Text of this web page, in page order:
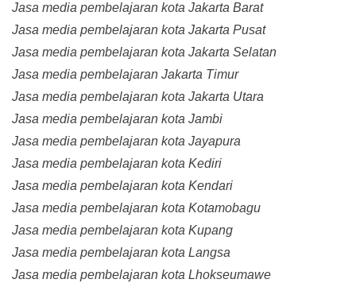
Jasa media pembelajaran kota Jakarta Barat
Jasa media pembelajaran kota Jakarta Pusat
Jasa media pembelajaran kota Jakarta Selatan
Jasa media pembelajaran Jakarta Timur
Jasa media pembelajaran kota Jakarta Utara
Jasa media pembelajaran kota Jambi
Jasa media pembelajaran kota Jayapura
Jasa media pembelajaran kota Kediri
Jasa media pembelajaran kota Kendari
Jasa media pembelajaran kota Kotamobagu
Jasa media pembelajaran kota Kupang
Jasa media pembelajaran kota Langsa
Jasa media pembelajaran kota Lhokseumawe